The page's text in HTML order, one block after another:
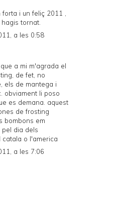
i un feliç 2011 ,
tornat.
a les 0:58
a mi m'agrada el
de fet, no
els de mantega i
obviament li poso
es demana. aquest
de frosting
bombons em
dia dels
catala o l'america
a les 7:06